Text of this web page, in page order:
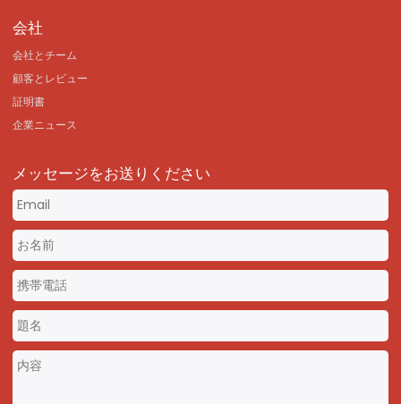
会社
会社とチーム
顧客とレビュー
証明書
企業ニュース
メッセージをお送りください